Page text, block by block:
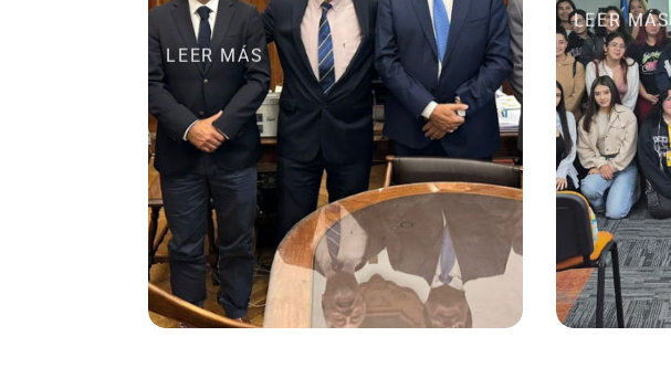
LEER MÁS
LEER MÁS